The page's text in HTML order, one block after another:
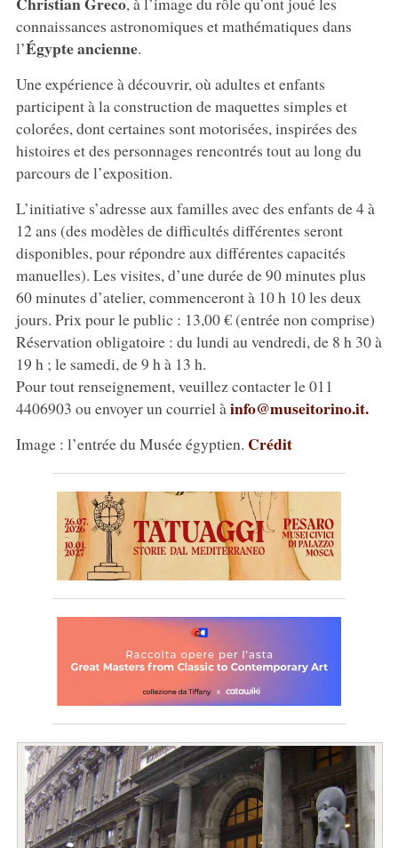
connaissances astronomiques et mathématiques dans
l’Égypte ancienne.
Une expérience à découvrir, où adultes et enfants
participent à la construction de maquettes simples et
colorées, dont certaines sont motorisées, inspirées des
histoires et des personnages rencontrés tout au long du
parcours de l’exposition.
L’initiative s’adresse aux familles avec des enfants de 4 à
12 ans (des modèles de difficultés différentes seront
disponibles, pour répondre aux différentes capacités
manuelles). Les visites, d’une durée de 90 minutes plus
60 minutes d’atelier, commenceront à 10 h 10 les deux
jours. Prix pour le public : 13,00 € (entrée non comprise)
Réservation obligatoire : du lundi au vendredi, de 8 h 30 à
19 h ; le samedi, de 9 h à 13 h.
Pour tout renseignement, veuillez contacter le 011
4406903 ou envoyer un courriel à info@museitorino.it.
Image : l’entrée du Musée égyptien. Crédit